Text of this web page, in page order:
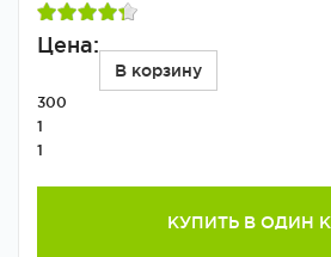
Цена:
В корзину
300
1
1
КУПИТЬ В ОДИН